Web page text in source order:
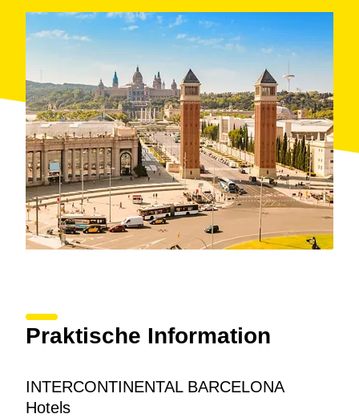
bietet ein reichhaltiges und abwechslungsreiches
Frühstücksbuffet. Die Piano-Bar hingegen offeriert
eine große Vielfalt an Cocktails und Aperitifs.
Praktische Information
INTERCONTINENTAL BARCELONA
Hotels